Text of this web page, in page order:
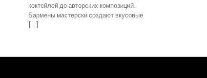
коктейлей до авторских композиций.
Бармены мастерски создают вкусовые
[…]